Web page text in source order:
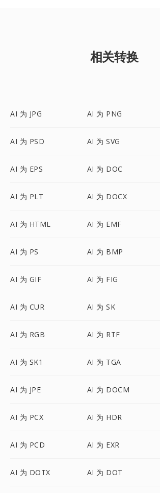
相关转换
AI 为 JPG AI 为 PNG
AI 为 PSD AI 为 SVG
AI 为 EPS AI 为 DOC
AI 为 PLT AI 为 DOCX
AI 为 HTML AI 为 EMF
AI 为 PS AI 为 BMP
AI 为 GIF AI 为 FIG
AI 为 CUR AI 为 SK
AI 为 RGB AI 为 RTF
AI 为 SK1 AI 为 TGA
AI 为 JPE AI 为 DOCM
AI 为 PCX AI 为 HDR
AI 为 PCD AI 为 EXR
AI 为 DOTX AI 为 DOT